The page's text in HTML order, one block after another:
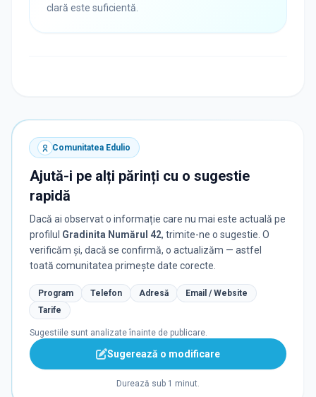
clară este suficientă.
Comunitatea Edulio
Ajută-i pe alți părinți cu o sugestie
rapidă
Dacă ai observat o informație care nu mai este actuală pe
profilul Gradinita Numărul 42, trimite-ne o sugestie. O
verificăm și, dacă se confirmă, o actualizăm — astfel
toată comunitatea primește date corecte.
Program Telefon Adresă
Email / Website
Tarife
Sugestiile sunt analizate înainte de publicare.
Sugerează o modificare
Durează sub 1 minut.